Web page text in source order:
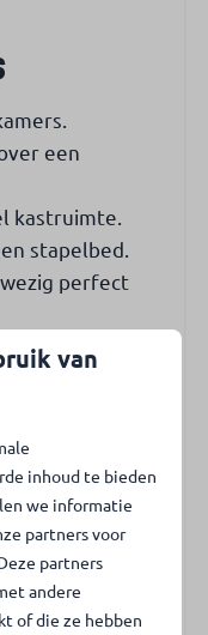
een
kastruimte.
stapelbed.
perfect
gelijkvloerse
spiegel en
bevindt zich
van
inhoud te bieden
we informatie
partners voor
partners
andere
of die ze hebben